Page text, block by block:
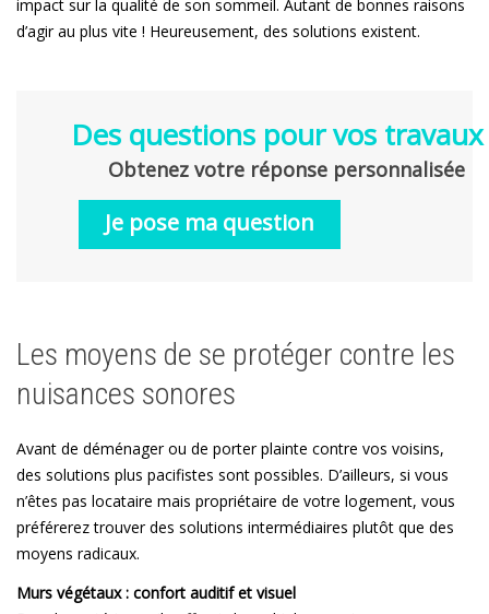
impact sur la qualité de son sommeil. Autant de bonnes raisons
d’agir au plus vite ! Heureusement, des solutions existent.
Je pose ma question
Des questions pour vos travaux
Obtenez votre réponse personnalisée
Les moyens de se protéger contre les
nuisances sonores
Avant de déménager ou de porter plainte contre vos voisins,
des solutions plus pacifistes sont possibles. D’ailleurs, si vous
n’êtes pas locataire mais propriétaire de votre logement, vous
préférerez trouver des solutions intermédiaires plutôt que des
moyens radicaux.
Murs végétaux : confort auditif et visuel